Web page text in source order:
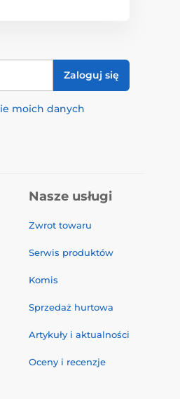
Zaloguj się
moich danych
Nasze usługi
Zwrot towaru
Serwis produktów
Komis
Sprzedaż hurtowa
Artykuły i aktualności
Oceny i recenzje